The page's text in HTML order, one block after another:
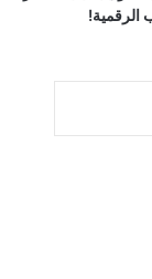
الرقمية!